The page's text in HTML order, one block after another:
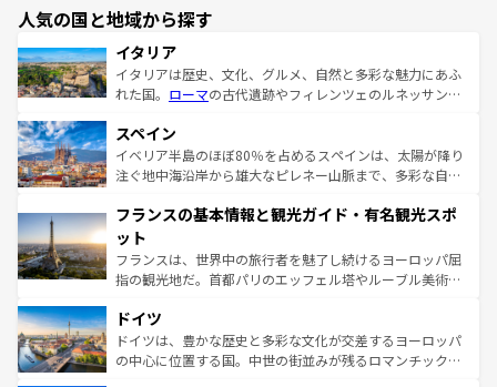
人気の国と地域から探す
イタリア
イタリアは歴史、文化、グルメ、自然と多彩な魅力にあふ
れた国。 ローマの古代遺跡やフィレンツェのルネッサンス
ろん、トスカーナの美しい田園風景やアマルフィ海岸の絶
景など、自然景観も見逃せない。観光の合間には、本場の
ピザやパスタなど、絶品のイタリア料理を堪能することも
ませてくれるイタリアで、忘れられない旅をしてみよう！
なお、新着のイタリア情報は
しい。
スペイン
イベリア半島のほぼ80％を占めるスペインは、太陽が降り
注ぐ地中海沿岸から雄大なピレネー山脈まで、多彩な自然
文化が根付くこの国では、情熱的なフラメンコ、熱気あふ
れる闘牛、そして美味しいタパスが生活の一部となってい
る。首都マドリードの洗練された雰囲気や、バルセロナの
アートに溢れた街角から、地方では古代ローマ遺跡や中世
せる。地方によって風土や気候が異なるスペインはその個
性で訪れる人を魅了する。 なお、新着のスペイン情報は コ
ンテンツ一覧を参照してほしい。
フランスの基本情報と観光ガイド・有名観光スポ
ット
フランスは、世界中の旅行者を魅了し続けるヨーロッパ屈
指の観光地だ。首都パリのエッフェル塔やルーブル美術館
で、幅広い魅力が詰まっている。華麗な宮殿、歴史的な大
聖堂、美しいビーチ、そして豊かな自然が、訪れる者を心
から魅了する。また、フランスは美食の国としても知ら
ドイツ
ドイツは、豊かな歴史と多彩な文化が交差するヨーロッパ
の中心に位置する国。中世の街並みが残るロマンチック街